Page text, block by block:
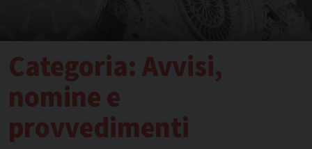
Categoria:Avvisi,
nomine e
provvedimenti